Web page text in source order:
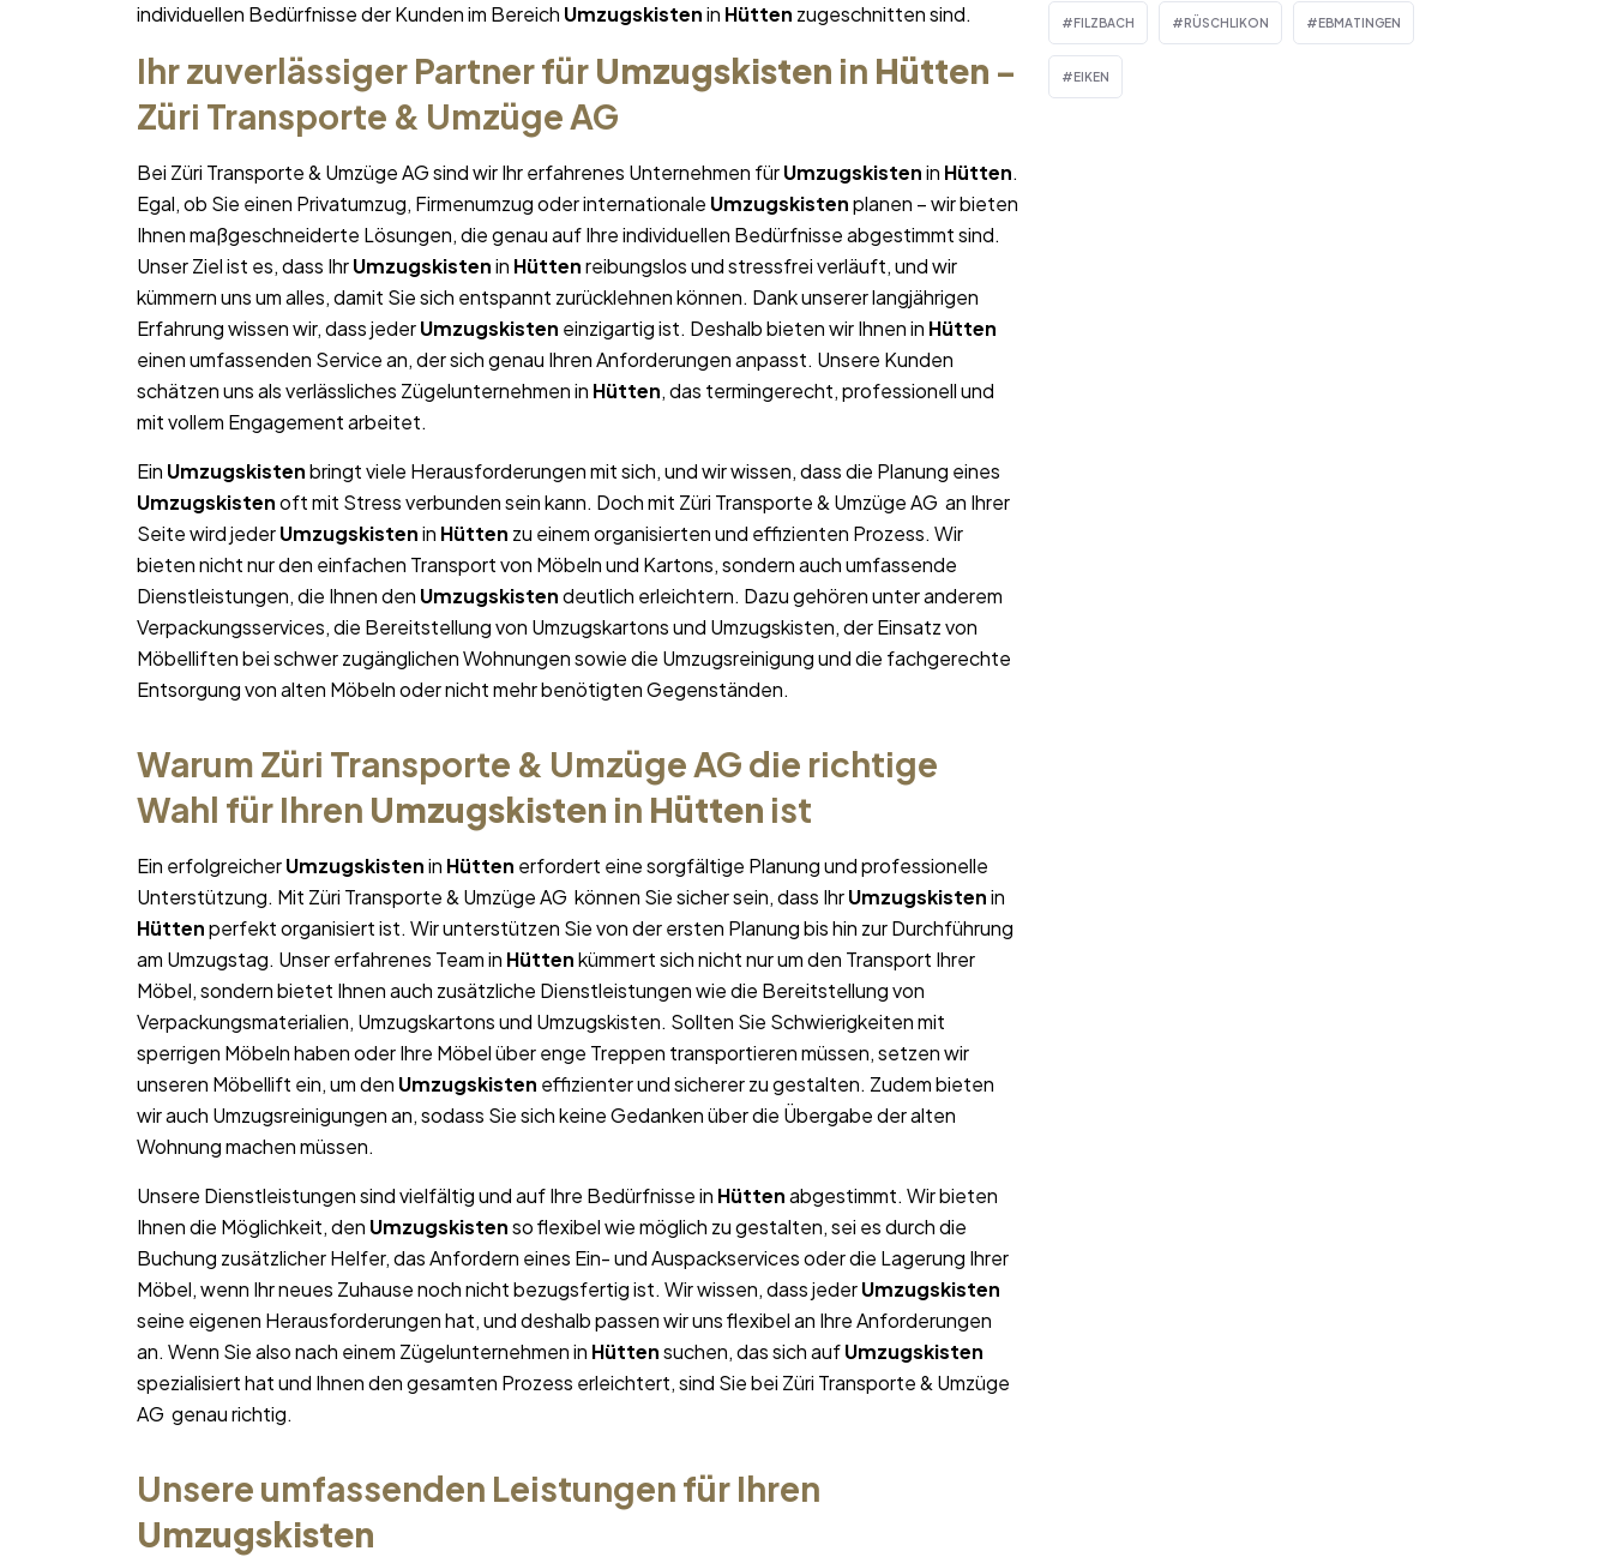
individuellen Bedürfnisse der Kunden im Bereich Umzugskistenin Hütten zugeschnitten sind.
Ihr zuverlässiger Partner für Umzugskisten in Hütten –
Züri Transporte & Umzüge AG
Bei Züri Transporte & Umzüge AG sind wir Ihr erfahrenes Unternehmen fürUmzugskistenin Hütten.
Egal, ob Sie einen Privatumzug, Firmenumzug oder internationale Umzugskistenplanen – wir bieten
Ihnen maßgeschneiderte Lösungen, die genau auf Ihre individuellen Bedürfnisse abgestimmt sind.
Unser Ziel ist es, dass IhrUmzugskistenin Hüttenreibungslos und stressfrei verläuft, und wir
kümmern uns um alles, damit Sie sich entspannt zurücklehnen können. Dank unserer langjährigen
Erfahrung wissen wir, dass jederUmzugskisten einzigartig ist. Deshalb bieten wir Ihnen in Hütten
einen umfassenden Service an, der sich genau Ihren Anforderungen anpasst. Unsere Kunden
schätzen uns als verlässliches Zügelunternehmen in Hütten, das termingerecht, professionell und
mit vollem Engagement arbeitet.
Ein Umzugskistenbringt viele Herausforderungen mit sich, und wir wissen, dass die Planung eines
Umzugskistenoft mit Stress verbunden sein kann. Doch mit Züri Transporte & Umzüge AG an Ihrer
Seite wird jederUmzugskistenin Hütten zu einem organisierten und effizienten Prozess. Wir
bieten nicht nur den einfachen Transport von Möbeln und Kartons, sondern auch umfassende
Dienstleistungen, die Ihnen den Umzugskistendeutlich erleichtern. Dazu gehören unter anderem
Verpackungsservices, die Bereitstellung von Umzugskartons und Umzugskisten, der Einsatz von
Möbelliften bei schwer zugänglichen Wohnungen sowie die Umzugsreinigung und die fachgerechte
Entsorgung von alten Möbeln oder nicht mehr benötigten Gegenständen.
Warum Züri Transporte & Umzüge AG die richtige
Wahl für Ihren Umzugskisten in Hütten ist
Ein erfolgreicherUmzugskistenin Hütten erfordert eine sorgfältige Planung und professionelle
Unterstützung. Mit Züri Transporte & Umzüge AG können Sie sicher sein, dass IhrUmzugskistenin
Hüttenperfekt organisiert ist. Wir unterstützen Sie von der ersten Planung bis hin zur Durchführung
am Umzugstag. Unser erfahrenes Team in Hüttenkümmert sich nicht nur um den Transport Ihrer
Möbel, sondern bietet Ihnen auch zusätzliche Dienstleistungen wie die Bereitstellung von
Verpackungsmaterialien, Umzugskartons und Umzugskisten. Sollten Sie Schwierigkeiten mit
sperrigen Möbeln haben oder Ihre Möbel über enge Treppen transportieren müssen, setzen wir
unseren Möbellift ein, um den Umzugskisten effizienter und sicherer zu gestalten. Zudem bieten
wir auch Umzugsreinigungen an, sodass Sie sich keine Gedanken über die Übergabe der alten
Wohnung machen müssen.
Unsere Dienstleistungen sind vielfältig und auf Ihre Bedürfnisse in Hüttenabgestimmt. Wir bieten
Ihnen die Möglichkeit, den Umzugskistenso flexibel wie möglich zu gestalten, sei es durch die
Buchung zusätzlicher Helfer, das Anfordern eines Ein- und Auspackservices oder die Lagerung Ihrer
Möbel, wenn Ihr neues Zuhause noch nicht bezugsfertig ist. Wir wissen, dass jederUmzugskisten
seine eigenen Herausforderungen hat, und deshalb passen wir uns flexibel an Ihre Anforderungen
an. Wenn Sie also nach einem Zügelunternehmen in Hüttensuchen, das sich aufUmzugskisten
spezialisiert hat und Ihnen den gesamten Prozess erleichtert, sind Sie bei Züri Transporte & Umzüge
AG genau richtig.
Unsere umfassenden Leistungen für Ihren
Umzugskisten
FILZBACH RÜSCHLIKON EBMATINGEN
EIKEN